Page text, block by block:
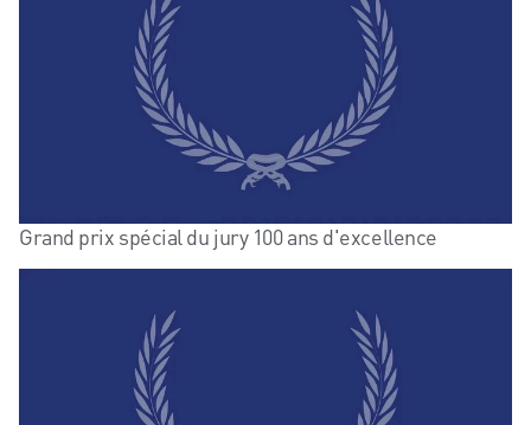
Grand prix spécial du jury 100 ans d'excellence